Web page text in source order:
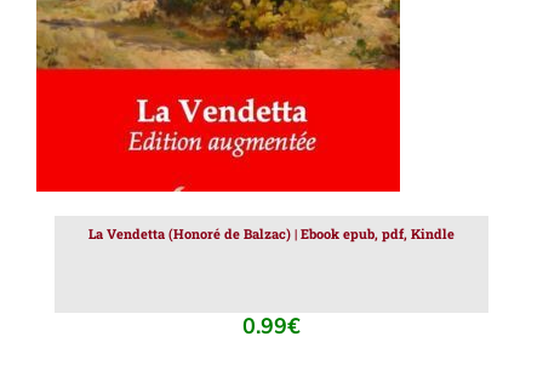
La Vendetta (Honoré de Balzac) | Ebook epub, pdf, Kindle
0.99€